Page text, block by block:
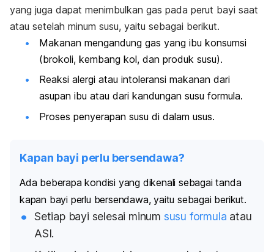
yang juga dapat menimbulkan gas pada perut bayi saat
atau setelah minum susu, yaitu sebagai berikut.
Makanan mengandung gas yang ibu konsumsi
(brokoli, kembang kol, dan produk susu).
Reaksi alergi atau intoleransi makanan dari
asupan ibu atau dari kandungan susu formula.
Proses penyerapan susu di dalam usus.
Kapan bayi perlu bersendawa?
Ada beberapa kondisi yang dikenali sebagai tanda
kapan bayi perlu bersendawa, yaitu sebagai berikut.
Setiap bayi selesai minum susu formula atau
ASI.